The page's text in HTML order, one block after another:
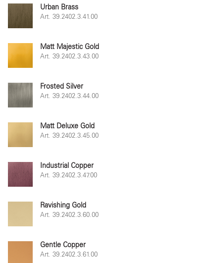
Urban Brass
Art. 39.2402.3.41.00
Matt Majestic Gold
Art. 39.2402.3.43.00
Frosted Silver
Art. 39.2402.3.44.00
Matt Deluxe Gold
Art. 39.2402.3.45.00
Industrial Copper
Art. 39.2402.3.47.00
Ravishing Gold
Art. 39.2402.3.60.00
Gentle Copper
Art. 39.2402.3.61.00